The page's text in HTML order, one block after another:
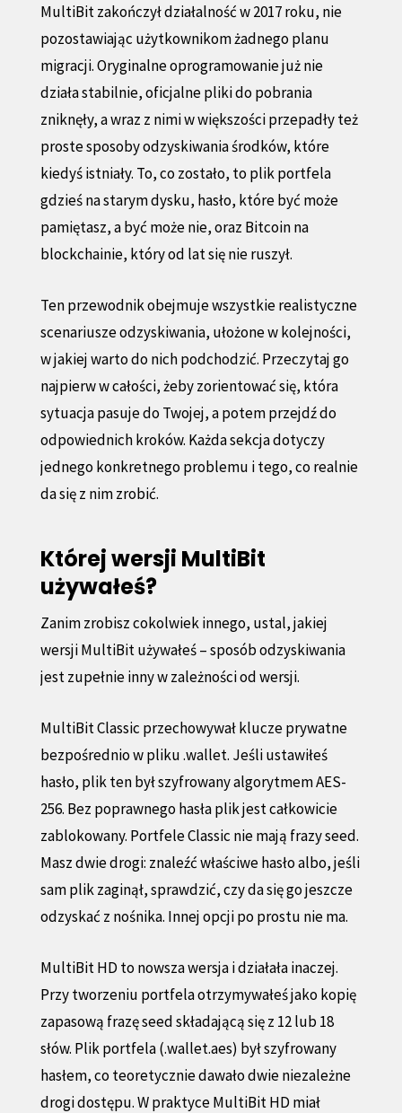
MultiBit zakończył działalność w 2017 roku, nie
pozostawiając użytkownikom żadnego planu
migracji. Oryginalne oprogramowanie już nie
działa stabilnie, oficjalne pliki do pobrania
zniknęły, a wraz z nimi w większości przepadły też
proste sposoby odzyskiwania środków, które
kiedyś istniały. To, co zostało, to plik portfela
gdzieś na starym dysku, hasło, które być może
pamiętasz, a być może nie, oraz Bitcoin na
blockchainie, który od lat się nie ruszył.
Ten przewodnik obejmuje wszystkie realistyczne
scenariusze odzyskiwania, ułożone w kolejności,
w jakiej warto do nich podchodzić. Przeczytaj go
najpierw w całości, żeby zorientować się, która
sytuacja pasuje do Twojej, a potem przejdź do
odpowiednich kroków. Każda sekcja dotyczy
jednego konkretnego problemu i tego, co realnie
da się z nim zrobić.
Której wersji MultiBit
używałeś?
Zanim zrobisz cokolwiek innego, ustal, jakiej
wersji MultiBit używałeś – sposób odzyskiwania
jest zupełnie inny w zależności od wersji.
MultiBit Classic przechowywał klucze prywatne
bezpośrednio w pliku .wallet. Jeśli ustawiłeś
hasło, plik ten był szyfrowany algorytmem AES-
256. Bez poprawnego hasła plik jest całkowicie
zablokowany. Portfele Classic nie mają frazy seed.
Masz dwie drogi: znaleźć właściwe hasło albo, jeśli
sam plik zaginął, sprawdzić, czy da się go jeszcze
odzyskać z nośnika. Innej opcji po prostu nie ma.
MultiBit HD to nowsza wersja i działała inaczej.
Przy tworzeniu portfela otrzymywałeś jako kopię
zapasową frazę seed składającą się z 12 lub 18
słów. Plik portfela (.wallet.aes) był szyfrowany
hasłem, co teoretycznie dawało dwie niezależne
drogi dostępu. W praktyce MultiBit HD miał